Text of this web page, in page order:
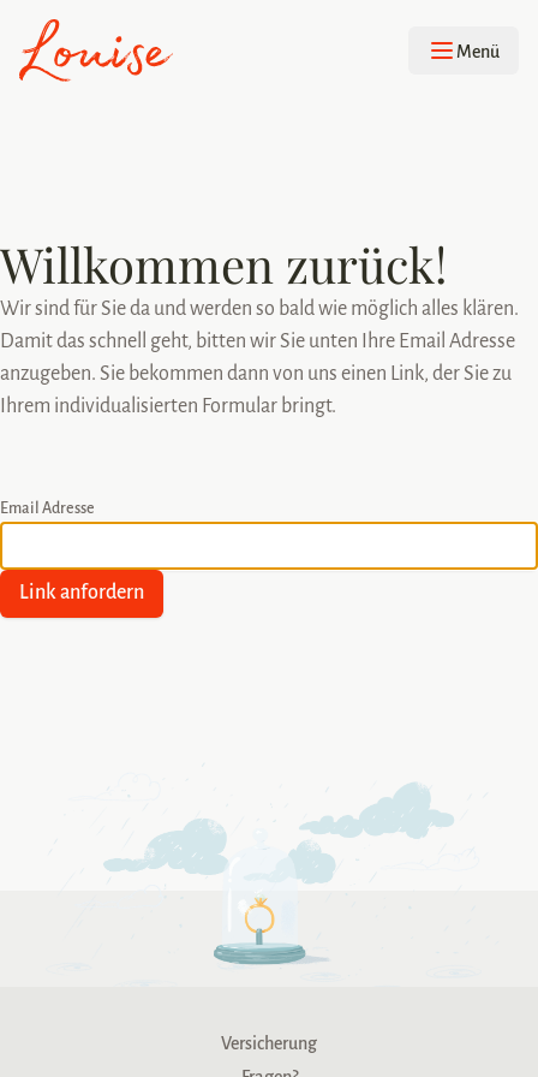
Menü
Navigation
Willkommen zurück!
Wir sind für Sie da und werden so bald wie möglich alles klären.
Damit das schnell geht, bitten wir Sie unten Ihre Email Adresse
anzugeben. Sie bekommen dann von uns einen Link, der Sie zu
Ihrem individualisierten Formular bringt.
Email Adresse
Link anfordern
Versicherung